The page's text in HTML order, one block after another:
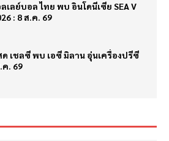
เลย์บอล ไทย พบ อินโดนีเซีย SEA V
: 8 ส.ค. 69
เชลซี พบ เอซี มิลาน อุ่นเครื่องปรีซี
ค. 69